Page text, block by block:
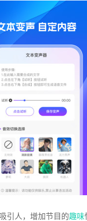
引人，增加节目的趣味